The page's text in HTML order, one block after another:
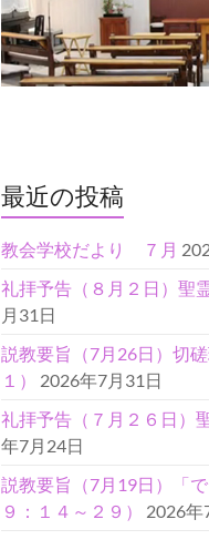
最近の投稿
教会学校だより ７月
礼拝予告（８月２日）聖
月31日
説教要旨（7月26日）切
１）
2026年7月31日
礼拝予告（７月２６日）
年7月24日
説教要旨（7月19日）「
９：１４～２９）
2026年